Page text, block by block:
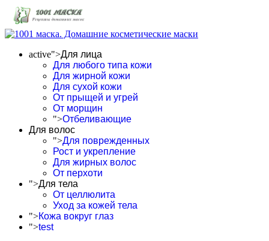
active">Для лица
Для любого типа кожи
Для жирной кожи
Для сухой кожи
От прыщей и угрей
От морщин
">Отбеливающие
Для волос
">Для поврежденных
Рост и укрепление
Для жирных волос
От перхоти
">Для тела
От целлюлита
Уход за кожей тела
">Кожа вокруг глаз
">test